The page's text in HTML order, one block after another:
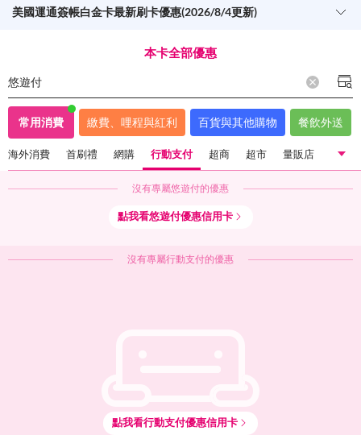
美國運通簽帳白金卡最新刷卡優惠(2026/8/4更新)
本卡全部優惠
悠遊付
常用消費 繳費、哩程與紅利 百貨與其他購物 餐飲外送
國內一般消費 海外消費 首刷禮 網購 行動支付
量販店
海外消費 首刷禮 網購 行動支付 超商 超市 量販店
沒有專屬悠遊付的優惠
點我看悠遊付優惠信用卡
沒有專屬行動支付的優惠
點我看行動支付優惠信用卡